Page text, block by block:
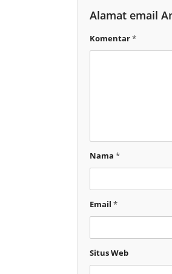
Alamat email
Komentar*
Nama *
Email *
Situs Web